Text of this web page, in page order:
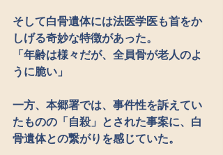
そして白骨遺体には法医学医も首をか
しげる奇妙な特徴があった。
「年齢は様々だが、全員骨が老人のよ
うに脆い」
一方、本郷署では、事件性を訴えてい
たものの「自殺」とされた事案に、白
骨遺体との繋がりを感じていた。